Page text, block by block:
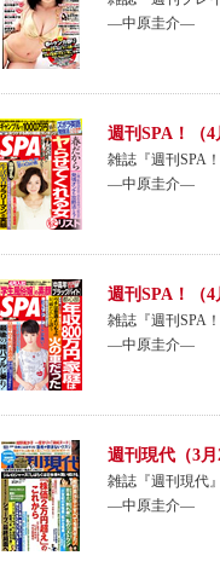
―中原圭介―
週刊SPA！（
雑誌『週刊SPA
―中原圭介―
週刊SPA！（
雑誌『週刊SPA
―中原圭介―
週刊現代（3
雑誌『週刊現代
―中原圭介―